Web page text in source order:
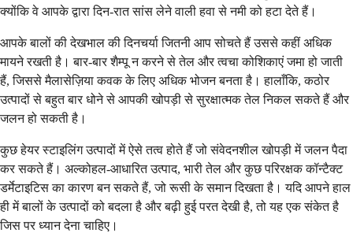
क्योंकि वे आपके द्वारा दिन-रात सांस लेने वाली हवा से नमी को हटा देते हैं।
आपके बालों की देखभाल की दिनचर्या जितनी आप सोचते हैं उससे कहीं अधिक
मायने रखती है। बार-बार शैम्पू न करने से तेल और त्वचा कोशिकाएं जमा हो जाती
हैं, जिससे मैलासेज़िया कवक के लिए अधिक भोजन बनता है। हालाँकि, कठोर
उत्पादों से बहुत बार धोने से आपकी खोपड़ी से सुरक्षात्मक तेल निकल सकते हैं और
जलन हो सकती है।
कुछ हेयर स्टाइलिंग उत्पादों में ऐसे तत्व होते हैं जो संवेदनशील खोपड़ी में जलन पैदा
कर सकते हैं। अल्कोहल-आधारित उत्पाद, भारी तेल और कुछ परिरक्षक कॉन्टैक्ट
डर्मेटाइटिस का कारण बन सकते हैं, जो रूसी के समान दिखता है। यदि आपने हाल
ही में बालों के उत्पादों को बदला है और बढ़ी हुई परत देखी है, तो यह एक संकेत है
जिस पर ध्यान देना चाहिए।